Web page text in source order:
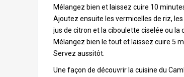
Mélangez bien et laissez cuire 10
Ajoutez ensuite les vermicelles de riz,
jus de citron et la ciboulette ciselée ou la
Mélangez bien le tout et laissez cuire 5
Servez aussitôt.
Une façon de découvrir la cuisine du